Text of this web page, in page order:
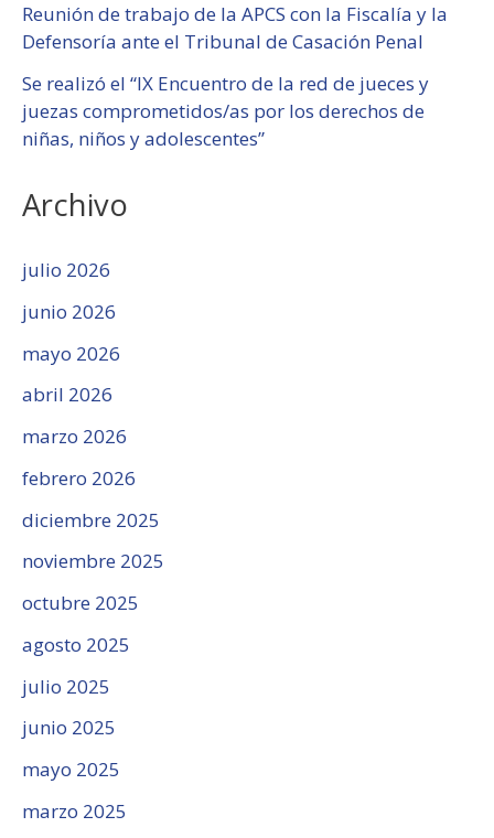
Reunión de trabajo de la APCS con la Fiscalía y la
Defensoría ante el Tribunal de Casación Penal
Se realizó el “IX Encuentro de la red de jueces y
juezas comprometidos/as por los derechos de
niñas, niños y adolescentes”
Archivo
julio 2026
junio 2026
mayo 2026
abril 2026
marzo 2026
febrero 2026
diciembre 2025
noviembre 2025
octubre 2025
agosto 2025
julio 2025
junio 2025
mayo 2025
marzo 2025